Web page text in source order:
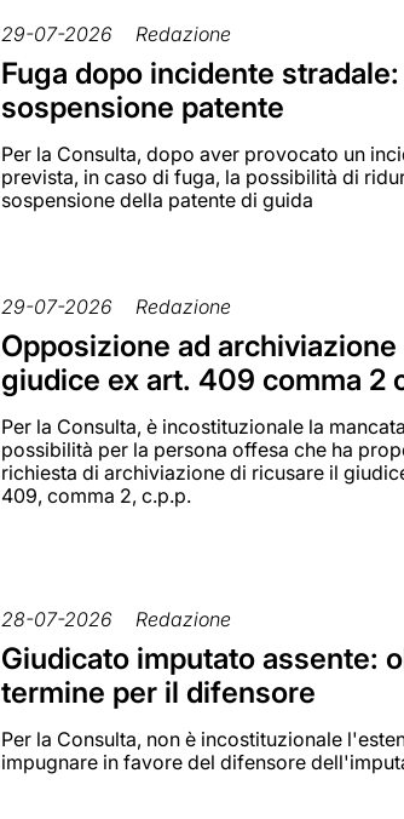
29-07-2026 Redazione
Fuga dopo incidente
sospensione patente
Per la Consulta, dopo aver provocato un
prevista, in caso di fuga, la possibilità di
sospensione della patente di guida
29-07-2026 Redazione
Opposizione ad
giudice ex art. 409 comma 2
Per la Consulta, è incostituzionale la
possibilità per la persona offesa che ha
richiesta di archiviazione di ricusare il
409, comma 2, c.p.p.
28-07-2026 Redazione
Giudicato imputato assente:
termine per il difensore
Per la Consulta, non è incostituzionale
impugnare in favore del difensore